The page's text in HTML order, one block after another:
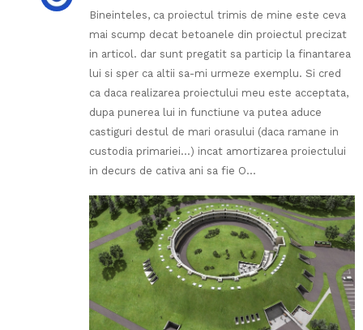
Bineinteles, ca proiectul trimis de mine este ceva
mai scump decat betoanele din proiectul precizat
in articol. dar sunt pregatit sa particip la finantarea
lui si sper ca altii sa-mi urmeze exemplu. Si cred
ca daca realizarea proiectului meu este acceptata,
dupa punerea lui in functiune va putea aduce
castiguri destul de mari orasului (daca ramane in
custodia primariei…) incat amortizarea proiectului
in decurs de cativa ani sa fie O…